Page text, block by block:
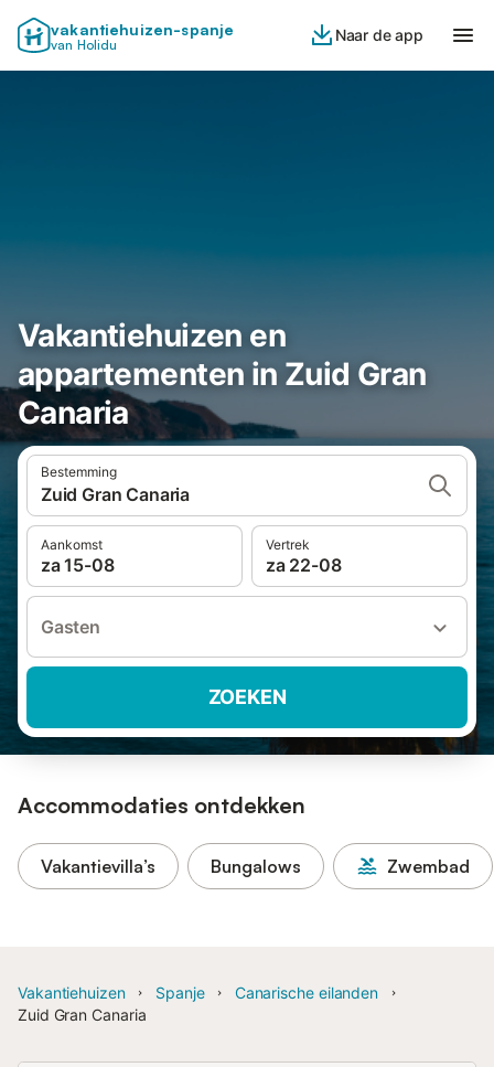
vakantiehuizen-spanje
van Holidu
Naar de app
Vakantiehuizen en
appartementen in Zuid Gran
Canaria
Bestemming
Zuid Gran Canaria
Aankomst
za 15-08
Vertrek
za 22-08
Gasten
ZOEKEN
Accommodaties ontdekken
Vakantievilla’s Bungalows Zwembad
Vakantiehuizen Spanje
Canarische eilanden
Zuid Gran Canaria